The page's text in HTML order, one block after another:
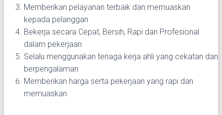
Memberikan pelayanan terbaik dan memuaskan
kepada pelanggan
Bekerja secara Cepat, Bersih, Rapi dan Profesional
dalam pekerjaan
Selalu menggunakan tenaga kerja ahli yang cekatan dan
berpengalaman
Memberikan harga serta pekerjaan yang rapi dan
memuaskan